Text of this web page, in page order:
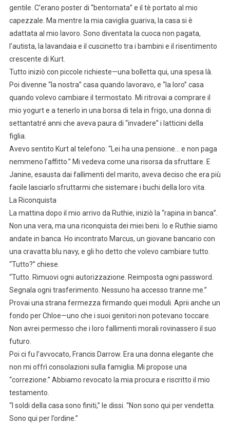
gentile. C’erano poster di “bentornata” e il tè portato al mio
capezzale. Ma mentre la mia caviglia guariva, la casa si è
adattata al mio lavoro. Sono diventata la cuoca non pagata,
l’autista, la lavandaia e il cuscinetto tra i bambini e il risentimento
crescente di Kurt.
Tutto iniziò con piccole richieste—una bolletta qui, una spesa là.
Poi divenne “la nostra” casa quando lavoravo, e “la loro” casa
quando volevo cambiare il termostato. Mi ritrovai a comprare il
mio yogurt e a tenerlo in una borsa di tela in frigo, una donna di
settantatré anni che aveva paura di “invadere” i latticini della
figlia.
Avevo sentito Kurt al telefono: “Lei ha una pensione… e non paga
nemmeno l’affitto.” Mi vedeva come una risorsa da sfruttare. E
Janine, esausta dai fallimenti del marito, aveva deciso che era più
facile lasciarlo sfruttarmi che sistemare i buchi della loro vita.
La Riconquista
La mattina dopo il mio arrivo da Ruthie, iniziò la “rapina in banca”.
Non una vera, ma una riconquista dei miei beni. Io e Ruthie siamo
andate in banca. Ho incontrato Marcus, un giovane bancario con
una cravatta blu navy, e gli ho detto che volevo cambiare tutto.
“Tutto?” chiese.
“Tutto. Rimuovi ogni autorizzazione. Reimposta ogni password.
Segnala ogni trasferimento. Nessuno ha accesso tranne me.”
Provai una strana fermezza firmando quei moduli. Aprii anche un
fondo per Chloe—uno che i suoi genitori non potevano toccare.
Non avrei permesso che i loro fallimenti morali rovinassero il suo
futuro.
Poi ci fu l’avvocato, Francis Darrow. Era una donna elegante che
non mi offrì consolazioni sulla famiglia. Mi propose una
“correzione.” Abbiamo revocato la mia procura e riscritto il mio
testamento.
“I soldi della casa sono finiti,” le dissi. “Non sono qui per vendetta.
Sono qui per l’ordine.”